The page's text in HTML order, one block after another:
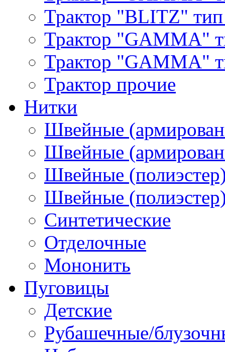
Трактор "BLITZ"
Трактор "GAMMA"
Трактор "GAMMA"
Трактор прочие
Нитки
Швейные
Швейные
Швейные
Швейные
Синтетические
Отделочные
Мононить
Пуговицы
Детские
Рубашечные/